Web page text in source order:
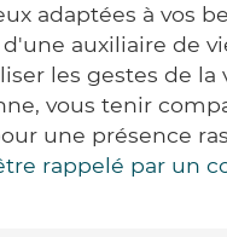
adaptées à vos
d'une auxiliaire de
les gestes de la
vous tenir
une présence
rappelé par un